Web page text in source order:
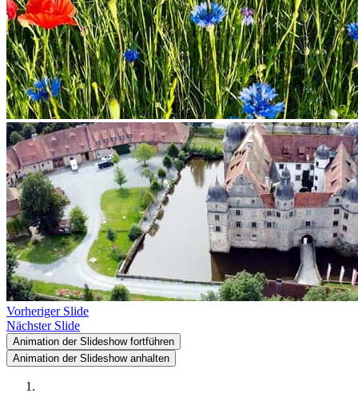
Vorheriger Slide
Nächster Slide
Animation der Slideshow fortführen
Animation der Slideshow anhalten